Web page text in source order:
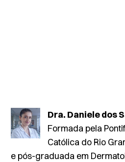
Dra. Daniele dos
Formada pela
Católica do Rio
e pós-graduada em